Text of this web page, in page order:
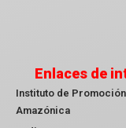
Enlaces de
Instituto de
Amazónica